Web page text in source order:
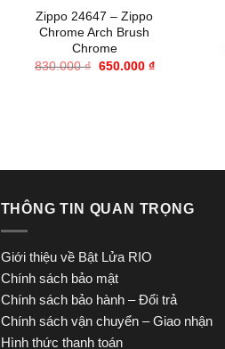
Zippo 24647 – Zippo
Chrome Arch Brush
Chrome
830.000₫ Giá
650.000 ₫Giá
THÔNG TIN QUAN TRỌNG
Giới thiệu về Bật Lửa RIO
Chính sách bảo mật
Chính sách bảo hành – Đổi trả
Chính sách vận chuyển – Giao nhận
Hình thức thanh toán